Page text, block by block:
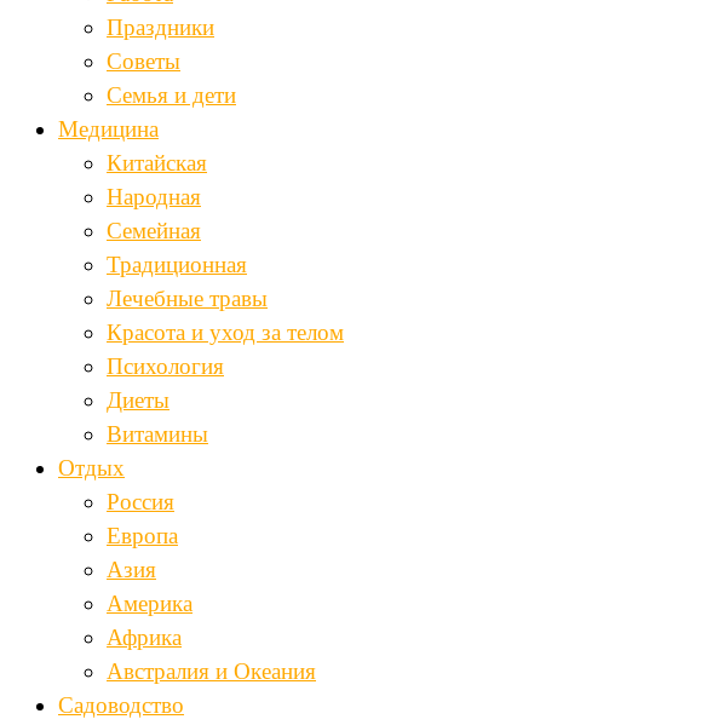
Праздники
Советы
Семья и дети
Медицина
Китайская
Народная
Семейная
Традиционная
Лечебные травы
Красота и уход за телом
Психология
Диеты
Витамины
Отдых
Россия
Европа
Азия
Америка
Африка
Австралия и Океания
Садоводство